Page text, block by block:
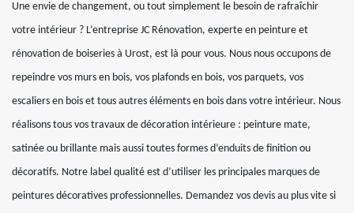
Une envie de changement, ou tout simplement le besoin de rafraîchir
votre intérieur ? L’entreprise JC Rénovation, experte en peinture et
rénovation de boiseries à Urost, est là pour vous. Nous nous occupons de
repeindre vos murs en bois, vos plafonds en bois, vos parquets, vos
escaliers en bois et tous autres éléments en bois dans votre intérieur. Nous
réalisons tous vos travaux de décoration intérieure : peinture mate,
satinée ou brillante mais aussi toutes formes d’enduits de finition ou
décoratifs. Notre label qualité est d’utiliser les principales marques de
peintures décoratives professionnelles. Demandez vos devis au plus vite si